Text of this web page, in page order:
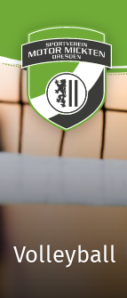
Volleyball